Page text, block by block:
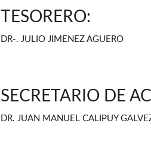
TESORERO:
DR-. JULIO JIMENEZ AGUERO
SECRETARIO DE
DR. JUAN MANUEL CALIPUY